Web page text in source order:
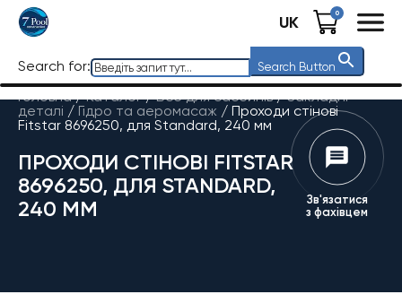
UK 0
Search for: Search Button
Головна / Каталог/Все для басейнів/Закладні
деталі / Гідро та аеромасаж / Проходи стінові
Fitstar 8696250, для Standard, 240 мм
ПРОХОДИ СТІНОВІ FITSTAR
8696250, ДЛЯ STANDARD,
240 ММ
Зв'язатися
з фахівцем